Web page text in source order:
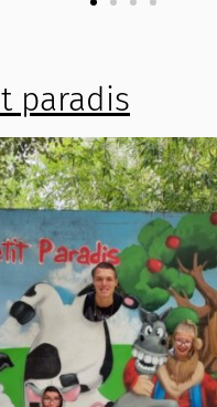
paradis